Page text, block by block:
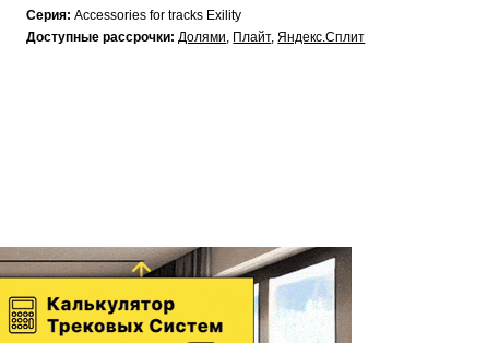
Серия:Accessories for tracks Exility
Доступные рассрочки:Долями, Плайт,Яндекс.Сплит